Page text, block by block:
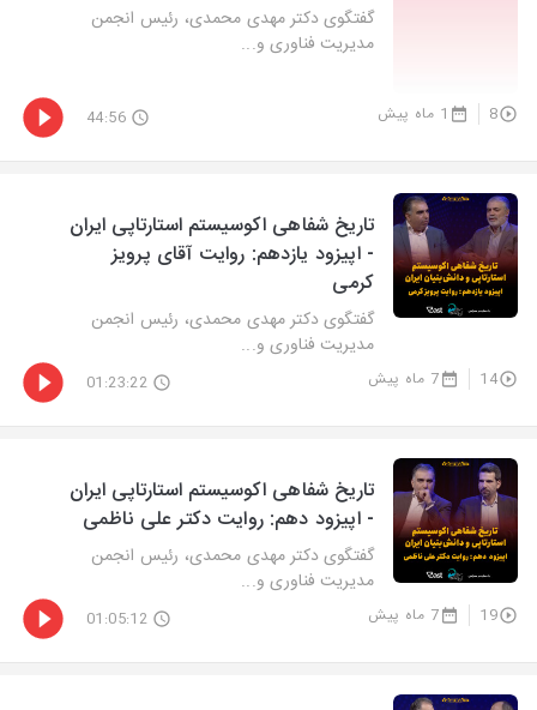
گفتگوی دکتر مهدی محمدی، رئیس انجمن
مدیریت فناوری و...
8 1 ماه پیش 44:56
تاریخ شفاهی اکوسیستم استارتاپی ایران
- اپیزود یازدهم: روایت آقای پرویز
کرمی
گفتگوی دکتر مهدی محمدی، رئیس انجمن
مدیریت فناوری و...
14 7 ماه پیش 01:23:22
تاریخ شفاهی اکوسیستم استارتاپی ایران
- اپیزود دهم: روایت دکتر علی ناظمی
گفتگوی دکتر مهدی محمدی، رئیس انجمن
مدیریت فناوری و...
19 7 ماه پیش 01:05:12